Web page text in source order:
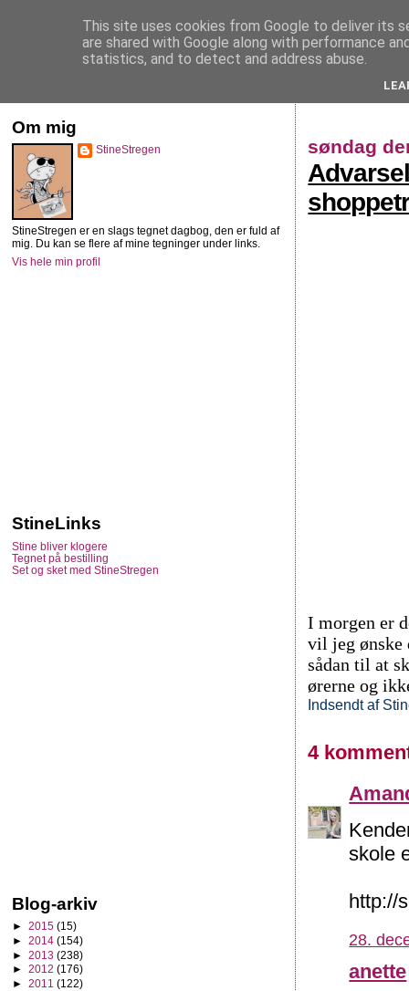
StineStregen
søndag
I morgen er
vil jeg
sådan til at
ørerne og
Indsendt af
4
skole
http://
28.
anette
Om mig
StineStregen
StineStregen er en slags tegnet dagbog, den er fuld af
mig. Du kan se flere af mine tegninger under links.
Vis hele min profil
StineLinks
Stine bliver klogere
Tegnet på bestilling
Set og sket med StineStregen
Blog-arkiv
► 2015 (15)
► 2014 (154)
► 2013 (238)
► 2012 (176)
► 2011 (122)
This site uses cookies from Google to deliver its
are shared with Google along with performance
statistics, and to detect and address abuse.